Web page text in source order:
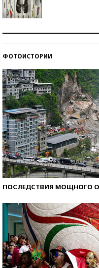
ФОТОИСТОРИИ
ПОСЛЕДСТВИЯ МОЩНОГО